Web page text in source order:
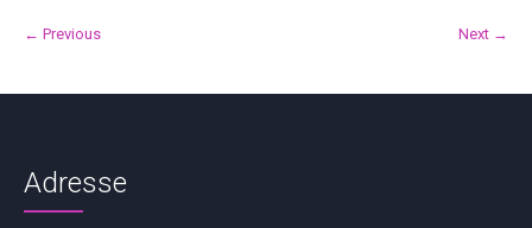
← Previous Next →
Adresse